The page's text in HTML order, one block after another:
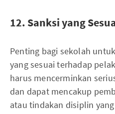
12. Sanksi yang
Penting bagi sekolah
yang sesuai terhadap
harus mencerminkan
dan dapat mencakup
atau tindakan disiplin